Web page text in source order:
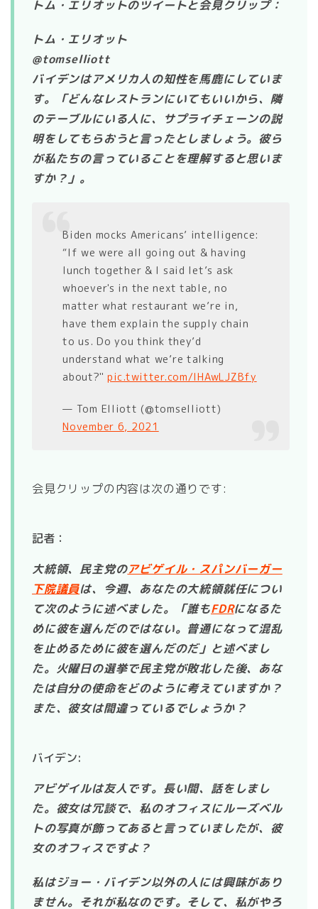
トム・エリオットのツイートと会見クリップ：
トム・エリオット
@tomselliott
バイデンはアメリカ人の知性を馬鹿にしていま
す。「どんなレストランにいてもいいから、隣
のテーブルにいる人に、サプライチェーンの説
明をしてもらおうと言ったとしましょう。彼ら
が私たちの言っていることを理解すると思いま
すか？」。
Biden mocks Americans’ intelligence:
“If we were all going out & having
lunch together & I said let’s ask
whoever's in the next table, no
matter what restaurant we’re in,
have them explain the supply chain
to us. Do you think they’d
understand what we’re talking
about?" pic.twitter.com/lHAwLJZBfy
— Tom Elliott (@tomselliott)
November 6, 2021
会見クリップの内容は次の通りです:
記者：
大統領、民主党のアビゲイル・スパンバーガー
下院議員は、今週、あなたの大統領就任につい
て次のように述べました。「誰もFDRになるた
めに彼を選んだのではない。普通になって混乱
を止めるために彼を選んだのだ」と述べまし
た。火曜日の選挙で民主党が敗北した後、あな
たは自分の使命をどのように考えていますか？
また、彼女は間違っているでしょうか？
バイデン:
アビゲイルは友人です。長い間、話をしまし
た。彼女は冗談で、私のオフィスにルーズベル
トの写真が飾ってあると言っていましたが、彼
女のオフィスですよ？
私はジョー・バイデン以外の人には興味があり
ません。それが私なのです。そして、私がやろ